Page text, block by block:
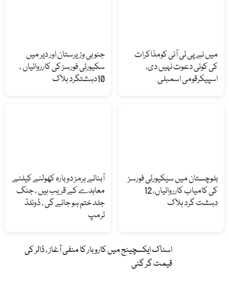
اسٹاک ایکسچینج میں کاروبار کا منفی آغاز ، ڈالر کی
قیمت گر گئی
میں نے پی ٹی آئی کومذاکرات
کی کوئی دعوت نہیں دی،
اسپیکرقومی اسمبلی
جنوبی وزیرستان اور دیر میں
سکیورٹی فورسز کی کارروائیاں ،
10دہشتگرد ہلاک
بلوچستان میں سیکیورٹی فورسز
کی کامیاب کارروائیاں، 12
دہشت گرد ہلاک
آبنائے ہرمز دوبارہ کھولنے کیلئے
معاہدے کے قریب ہیں ، جنگ
جلد ختم ہو جائے گی ، ڈونلڈ
ٹرمپ